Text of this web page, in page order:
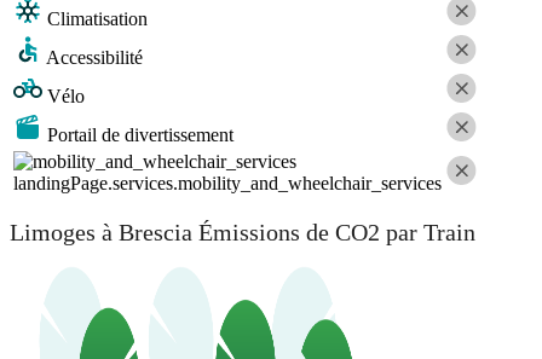
Climatisation
Accessibilité
Vélo
Portail de divertissement
landingPage.services.mobility_and_wheelchair_services
Limoges à Brescia Émissions de CO2 par Train